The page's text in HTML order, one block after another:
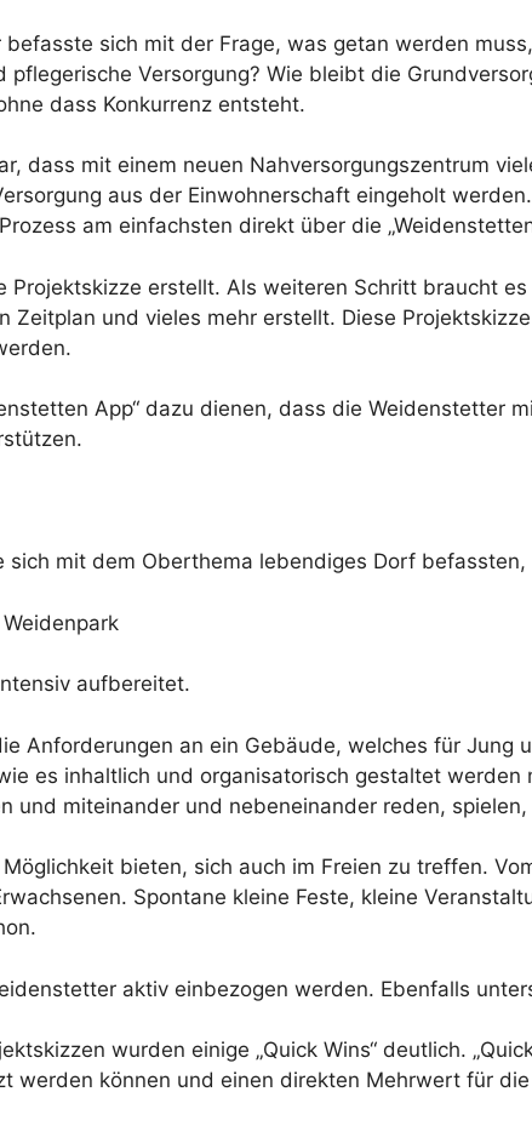
befasste sich mit der Frage, was getan werden
pflegerische Versorgung? Wie bleibt die
dass Konkurrenz entsteht.
dass mit einem neuen Nahversorgungszentrum
aus der Einwohnerschaft eingeholt
am einfachsten direkt über die
Projektskizze erstellt. Als weiteren Schritt braucht
Zeitplan und vieles mehr erstellt. Diese
App“ dazu dienen, dass die Weidenstetter
sich mit dem Oberthema lebendiges Dorf
aufbereitet.
Anforderungen an ein Gebäude, welches für
es inhaltlich und organisatorisch gestaltet
und miteinander und nebeneinander reden,
bieten, sich auch im Freien zu treffen.
Spontane kleine Feste, kleine
aktiv einbezogen werden. Ebenfalls
wurden einige „Quick Wins“ deutlich.
werden können und einen direkten Mehrwert für